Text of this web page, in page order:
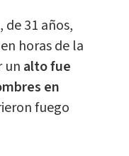
31 años,
horas de la
un alto fue
en
fuego